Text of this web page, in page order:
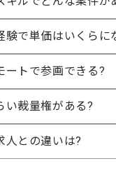
歓迎スキル
・音楽配信ディ
・DSPのアルゴ
スキルに不安があ
上記に似た経験や
験で単価はいくらに
ートで参画できる?
い裁量権がある?
人との違いは?